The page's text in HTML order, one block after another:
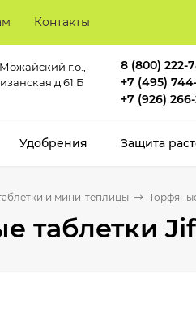
Контакты
г.о.,
д.61 Б
8 (800) 222-
+7 (495) 744-
+7 (926)
Удобрения Защита
и мини-теплицы
таблетки